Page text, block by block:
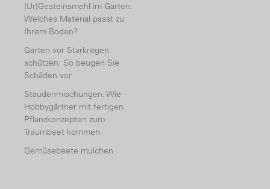
(Ur)Gesteinsmehl im Garten:
Welches Material passt zu
Ihrem Boden?
Garten vor Starkregen
schützen: So beugen Sie
Schäden vor
Staudenmischungen: Wie
Hobbygärtner mit fertigen
Pflanzkonzepten zum
Traumbeet kommen
Gemüsebeete mulchen